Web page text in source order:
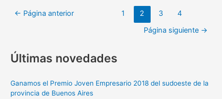
← Página anterior 1 2 3
4
Página siguiente →
Últimas novedades
Ganamos el Premio Joven Empresario 2018 del sudoeste de la
provincia de Buenos Aires